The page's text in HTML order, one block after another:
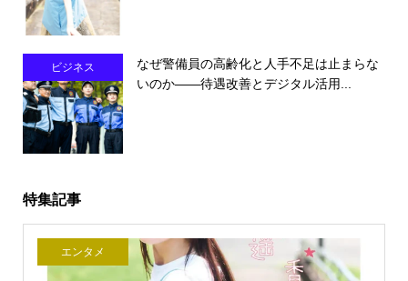
ビジネス
なぜ警備員の高齢化と人手不足は止まらな
いのか――待遇改善とデジタル活用...
特集記事
エンタメ